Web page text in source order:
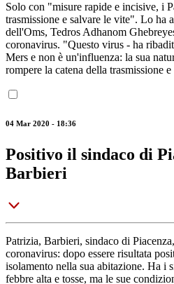
Solo con "misure rapide e incisive, i
trasmissione e salvare le vite". Lo ha
dell'Oms, Tedros Adhanom
coronavirus. "Questo virus - ha
Mers e non è un'influenza: la sua
rompere la catena della trasmissione
04 Mar 2020 - 18:36
Positivo il sindaco di
Barbieri
Patrizia, Barbieri, sindaco di
coronavirus: dopo essere risultata
isolamento nella sua abitazione. Ha i
febbre alta e tosse, ma le sue